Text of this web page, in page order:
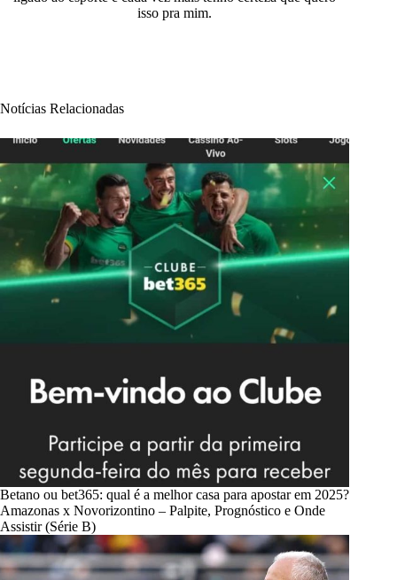
isso pra mim.
Notícias Relacionadas
Betano ou bet365: qual é a melhor casa para apostar em 2025?
Amazonas x Novorizontino – Palpite, Prognóstico e Onde
Assistir (Série B)